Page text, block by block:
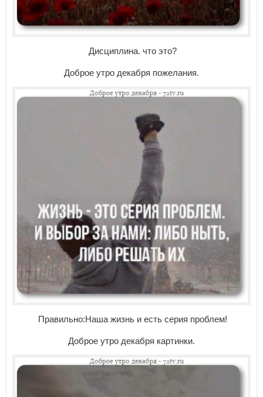
Дисциплина. что это?
Доброе утро декабря пожелания.
Правильно:Наша жизнь и есть серия проблем!
Доброе утро декабря картинки.